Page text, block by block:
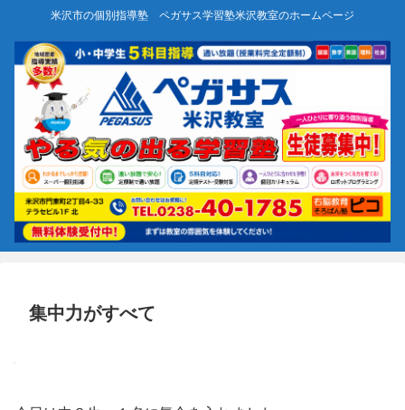
米沢市の個別指導塾 ペガサス学習塾米沢教室のホームページ
集中力がすべて